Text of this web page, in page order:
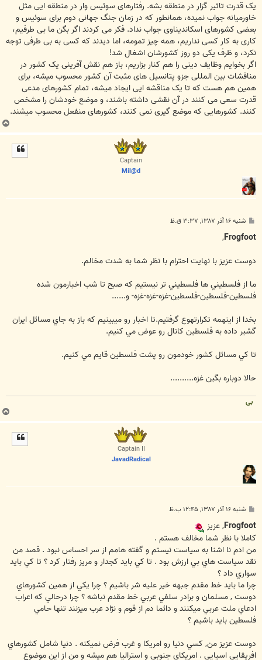
یک قدرت تاثیر گزار در منطقه بشه. رفتارهای سوئیس وار در منطقه ایی مثل
خاورمیانه جواب نمیده، همانطور که در زمان جنگ جهانی دوم برای سوئیس و
بعضی کشورهای اسکاندیناوی جواب نداد. فکر می کردند اگر بگن ما بی طرفیم،
کاری به کار کسی نداریم، همه چیز تمومه، اما دیدند که کسی به بی طرفی توجه
نکرد، و ظرف یکی دو روز کشورشان اشغال شد!
اگر بخوایم وظایف دینی را هم کنار بزاریم، باز هم نقش آفرینی یک کشور در
مناقشات بین المللی جزو پتانسیل های مثبت آن کشور محسوب میشه، برای
همین هم هست که تا یک مناقشه ایی ایجاد میشه، تمام کشورهای مدعی
قدرت سعی می کنند در آن نقشی داشته باشند، و موضع خودشان را مشخص
کنند. کشورهایی که موضع گیری نمی کنند، کشورهای منفعل محسوب میشند.
ب
ا
Captain
Mil@d
پ
ت
شنبه ۱۶ آذر ۱۳۸۷, ۳:۳۷ ق.ظ
Frogfoot
,
دوست عزيز با نهايت احترام با نظر شما به شدت مخالم.
ما از فلسطيني ها فلسطيني تر نيستيم که صبح تا شب اخبارمون شده
فلسطين-فلسطين-فلسطين-غزه-غزه-غزه- و......
بخدا از اينهمه تکرارتهوع گرفتيم.تا اخبار رو ميبينيم که باز به جاي مسائل ايران
گشير داده به فلسطين کانال رو عوض مي کنيم.
تا کي مسائل کشور خودمون رو پشت فلسطين قايم مي کنيم.
حالا دوباره بگين غزه..........
بی
ب
ا
Captain II
JavadRadical
پ
ت
شنبه ۱۶ آذر ۱۳۸۷, ۱۲:۴۵ ب.ظ
Frogfoot, عزيز
كاملا با نظر شما مخالف هستم .
من ادم نا اشنا به سياست نيستم و گفته هامم از سر احساس نبود . قصد من
نقد سياست هاي بي ارزش بود . تا كي بايد كجدار و مريز رفتار كرد ؟ تا كي بايد
سواري داد ؟
چرا ما بايد خط مقدم جبهه خير عليه شر باشيم ؟ چرا يكي از همين كشورهاي
دوست , مسلمان و برادر سلفي عربي خط مقدم نباشه ؟ چرا درحالي كه اعراب
ادعاي ملت عربي ميكنند و دائما دم از قوم و نژاد عرب ميزنند تنها حامي
فلسطين بايد باشيم ؟
دوست عزيز من, كسي دنيا رو امريكا و غرب فرض نميكنه . دنيا شامل كشورهاي
افريقايي اسيايي . امريكاي جنوبي و استراليا هم ميشه و من از اين موضوع